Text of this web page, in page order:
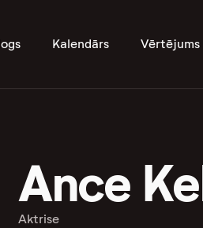
Kalendārs Vērtējums
Ance
Aktrise